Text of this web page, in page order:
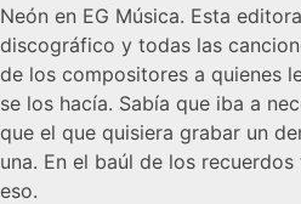
Neón en EG Música. Esta
discográfico y todas las
de los compositores a quienes
se los hacía. Sabía que iba a
que el que quisiera grabar un
una. En el baúl de los
eso.